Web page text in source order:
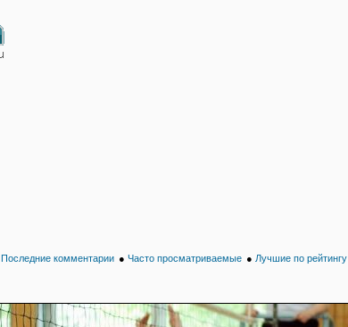
Последние комментарии ● Часто просматриваемые ● Лучшие по рейтингу